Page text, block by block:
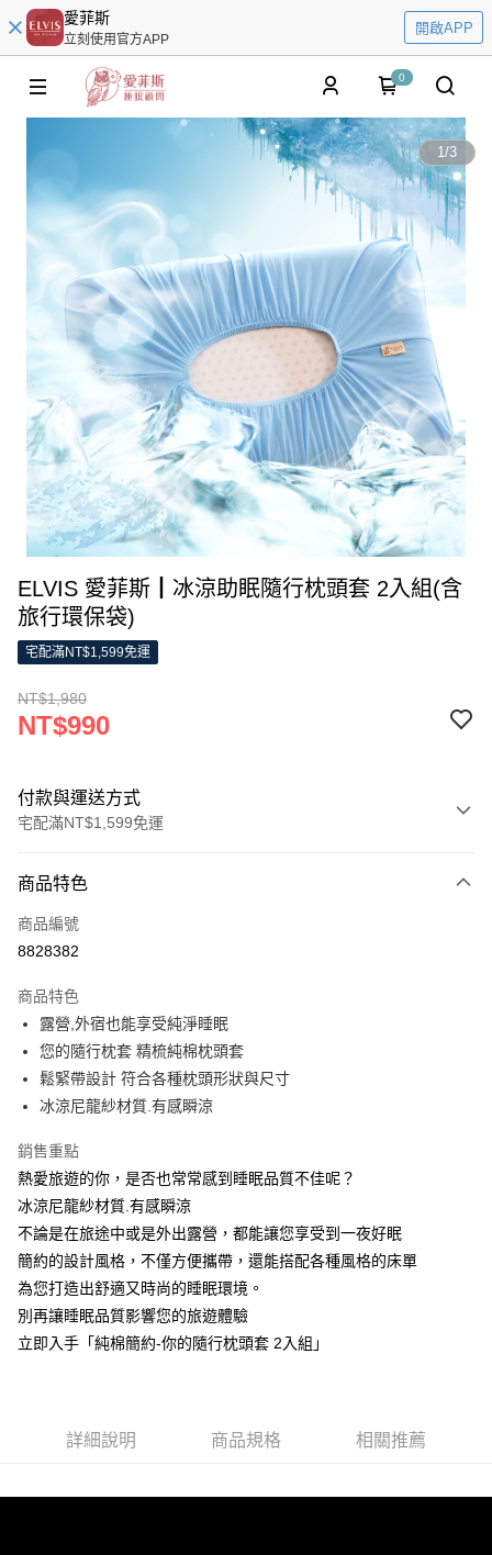
愛菲斯
立刻使用官方APP
開啟APP
0
1/3
ELVIS 愛菲斯┃冰涼助眠隨行枕頭套 2入組(含
旅行環保袋)
宅配滿NT$1,599免運
NT$1,980
NT$990
付款與運送方式
宅配滿NT$1,599免運
信用卡一次付款
LINE Pay
街口支付
全盈+PAY
運送方式
物流宅配
每筆NT$150，滿NT$1,599(含以上)免運費
商品特色
商品編號
8828382
商品特色
露營,外宿也能享受純淨睡眠
您的隨行枕套 精梳純棉枕頭套
鬆緊帶設計 符合各種枕頭形狀與尺寸
冰涼尼龍紗材質.有感瞬涼
銷售重點
熱愛旅遊的你，是否也常常感到睡眠品質不佳呢？
冰涼尼龍紗材質.有感瞬涼
不論是在旅途中或是外出露營，都能讓您享受到一夜好眠
簡約的設計風格，不僅方便攜帶，還能搭配各種風格的床單
為您打造出舒適又時尚的睡眠環境。
別再讓睡眠品質影響您的旅遊體驗
立即入手「純棉簡約-你的隨行枕頭套 2入組」
詳細說明 商品規格 相關推薦